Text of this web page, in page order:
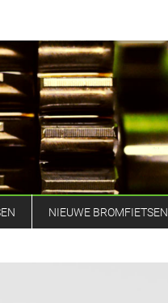
NIEUWE BROMFIETSEN